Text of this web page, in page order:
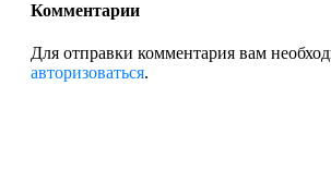
Комментарии
Для отправки комментария вам
авторизоваться.